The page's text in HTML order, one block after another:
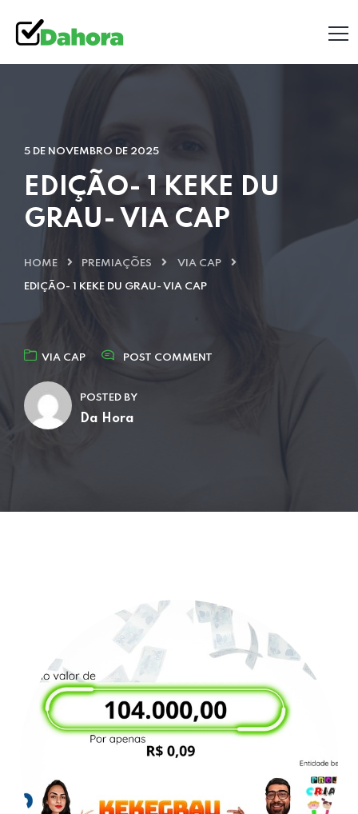
5 DE NOVEMBRO DE 2025
EDIÇÃO- 1 KEKE DU
GRAU- VIA CAP
HOME PREMIAÇÕES VIA CAP
EDIÇÃO- 1 KEKE DU GRAU- VIA CAP
VIA CAP POST COMMENT
POSTED BY
Da Hora